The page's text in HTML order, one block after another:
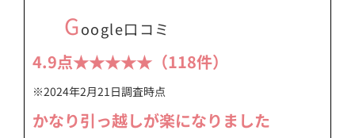
Google口コミ
4.9点★★★★★（118件）
※2024年2月21日調査時点
かなり引っ越しが楽になりました